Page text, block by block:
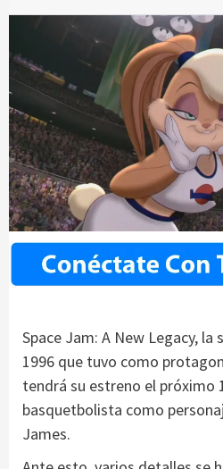
Space Jam: A New Legacy, la
1996 que tuvo como
tendrá su estreno el próximo
basquetbolista como
James.